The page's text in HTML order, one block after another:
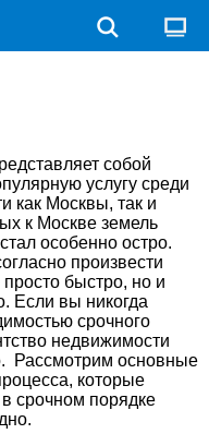
собой
услугу среди
как Москвы, так и
к Москве земель
особенно остро.
произвести
быстро, но и
Если вы никогда
срочного
недвижимости
Рассмотрим основные
которые
срочном порядке